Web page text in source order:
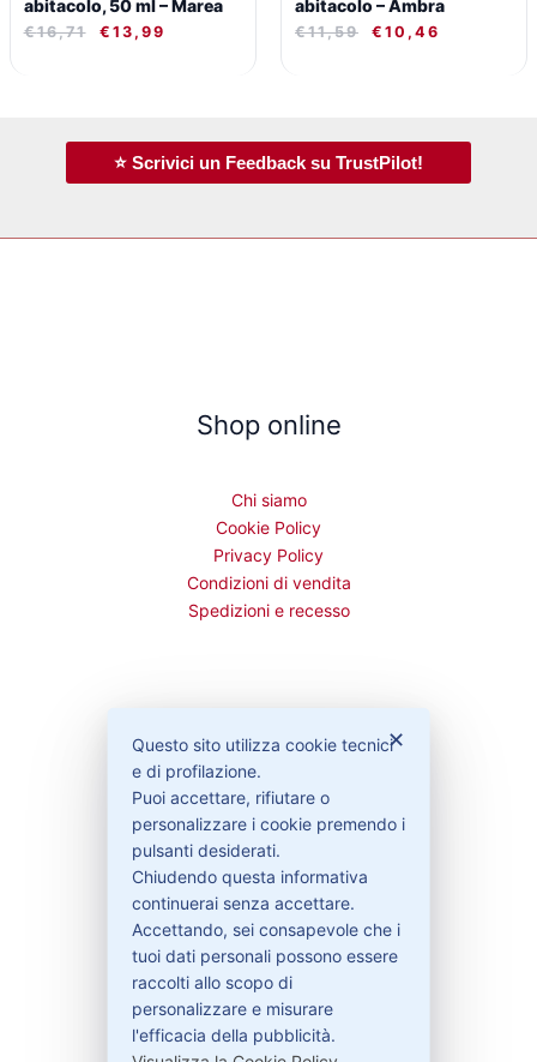
abitacolo, 50 ml – Marea
€16,71 € 13,99
abitacolo – Ambra
€11,59 € 10,46
⭐ Scrivici un Feedback su TrustPilot!
Shop online
Chi siamo
Cookie Policy
Privacy Policy
Condizioni di vendita
Spedizioni e recesso
Contattaci
Garanzie
Contatti
329-30.78.513
info@pitdriver.com
✕
Questo sito utilizza cookie tecnici
e di profilazione.
Puoi accettare, rifiutare o
personalizzare i cookie premendo i
pulsanti desiderati.
Chiudendo questa informativa
continuerai senza accettare.
Accettando, sei consapevole che i
tuoi dati personali possono essere
raccolti allo scopo di
personalizzare e misurare
l'efficacia della pubblicità.